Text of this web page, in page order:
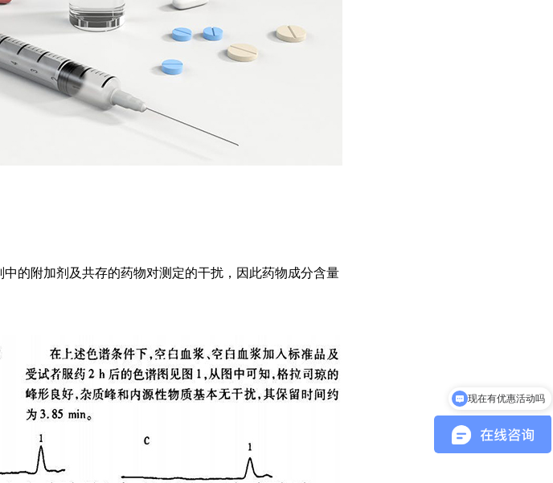
的附加剂及共存的药物对测定的干扰，因此药物成分含量
可以介绍下你们的产品么